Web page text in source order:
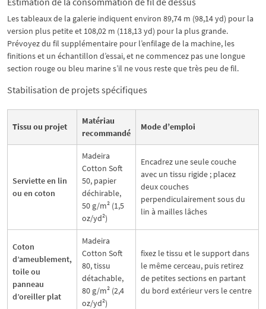
Les tableaux de la galerie indiquent environ 89,74 m (98,14 yd) pour la
version plus petite et 108,02 m (118,13 yd) pour la plus grande.
Prévoyez du fil supplémentaire pour l’enfilage de la machine, les
finitions et un échantillon d’essai, et ne commencez pas une longue
section rouge ou bleu marine s’il ne vous reste que très peu de fil.
Stabilisation de projets spécifiques
Tissu ou projet
Matériau
recommandé
Mode d’emploi
Serviette en lin
ou en coton
Madeira
Cotton Soft
50, papier
déchirable,
50 g/m² (1,5
oz/yd²)
Encadrez une seule couche
avec un tissu rigide ; placez
deux couches
perpendiculairement sous du
lin à mailles lâches
Coton
d’ameublement,
toile ou
panneau
d’oreiller plat
Madeira
Cotton Soft
80, tissu
détachable,
80 g/m² (2,4
oz/yd²)
fixez le tissu et le support dans
le même cerceau, puis retirez
de petites sections en partant
du bord extérieur vers le centre